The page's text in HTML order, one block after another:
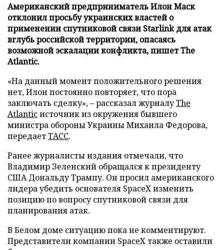
Американский предприниматель Илон Маск
отклонил просьбу украинских властей о
применении спутниковой связи Starlink для атак
вглубь российской территории, опасаясь
возможной эскалации конфликта, пишет The
Atlantic.
«На данный момент положительного решения
нет, Илон постоянно повторяет, что пора
заключать сделку», – рассказал журналуThe
Atlanticисточник из окружения бывшего
министра обороны Украины Михаила Федорова,
передаетТАСС.
Ранее журналисты издания отмечали, что
Владимир Зеленский обращался к президенту
США Дональду Трампу. Он просил американского
лидера убедить основателя SpaceX изменить
позицию по вопросу спутниковой связи для
планирования атак.
В Белом доме ситуацию пока не комментируют.
Представители компании SpaceX также оставили